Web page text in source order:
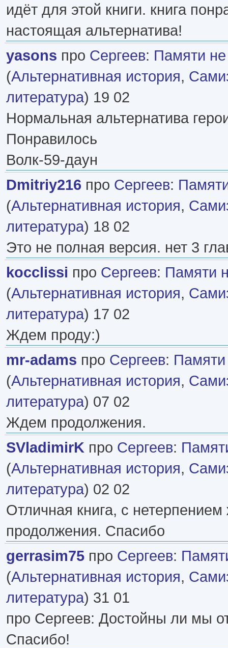
идёт для этой книги. книга
настоящая альтернатива!
yasons про Сергеев: Памяти
(Альтернативная история,
литература) 19 02
Нормальная альтернатива
Понравилось
Волк-59-даун
Dmitriy216 про Сергеев:
(Альтернативная история,
литература) 18 02
Это не полная версия. нет 3
kocclissi про Сергеев: Памяти
(Альтернативная история,
литература) 17 02
Ждем проду:)
mr-adams про Сергеев:
(Альтернативная история,
литература) 07 02
Ждем продолжения.
SVladimirK про Сергеев:
(Альтернативная история,
литература) 02 02
Отличная книга, с нетерпением
продолжения. Спасибо
gerrasim75 про Сергеев:
(Альтернативная история,
литература) 31 01
про Сергеев: Достойны ли мы
Спасибо!